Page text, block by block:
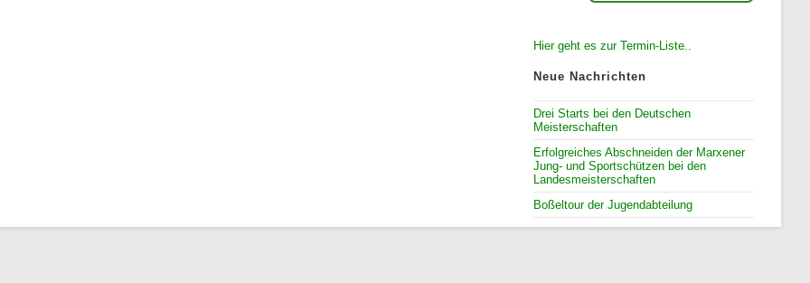
Hier geht es zur Termin-Liste..
Neue Nachrichten
Drei Starts bei den Deutschen
Meisterschaften
Erfolgreiches Abschneiden der Marxener
Jung- und Sportschützen bei den
Landesmeisterschaften
Boßeltour der Jugendabteilung